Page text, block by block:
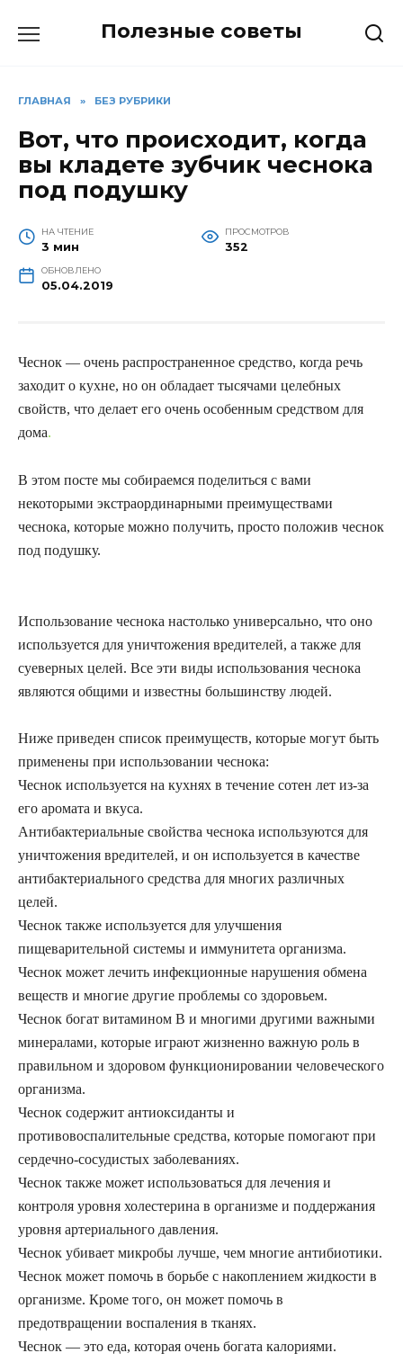
Полезные советы
ГЛАВНАЯ » БЕЗ РУБРИКИ
Вот, что происходит, когда
вы кладете зубчик чеснока
под подушку
НА ЧТЕНИЕ
3 мин
ПРОСМОТРОВ
352
ОБНОВЛЕНО
05.04.2019
Чеснок — очень распространенное средство, когда речь
заходит о кухне, но он обладает тысячами целебных
свойств, что делает его очень особенным средством для
дома.
В этом посте мы собираемся поделиться с вами
некоторыми экстраординарными преимуществами
чеснока, которые можно получить, просто положив чеснок
под подушку.
Использование чеснока настолько универсально, что оно
используется для уничтожения вредителей, а также для
суеверных целей. Все эти виды использования чеснока
являются общими и известны большинству людей.
Ниже приведен список преимуществ, которые могут быть
применены при использовании чеснока:
Чеснок используется на кухнях в течение сотен лет из-за
его аромата и вкуса.
Антибактериальные свойства чеснока используются для
уничтожения вредителей, и он используется в качестве
антибактериального средства для многих различных
целей.
Чеснок также используется для улучшения
пищеварительной системы и иммунитета организма.
Чеснок может лечить инфекционные нарушения обмена
веществ и многие другие проблемы со здоровьем.
Чеснок богат витамином В и многими другими важными
минералами, которые играют жизненно важную роль в
правильном и здоровом функционировании человеческого
организма.
Чеснок содержит антиоксиданты и
противовоспалительные средства, которые помогают при
сердечно-сосудистых заболеваниях.
Чеснок также может использоваться для лечения и
контроля уровня холестерина в организме и поддержания
уровня артериального давления.
Чеснок убивает микробы лучше, чем многие антибиотики.
Чеснок может помочь в борьбе с накоплением жидкости в
организме. Кроме того, он может помочь в
предотвращении воспаления в тканях.
Чеснок — это еда, которая очень богата калориями.